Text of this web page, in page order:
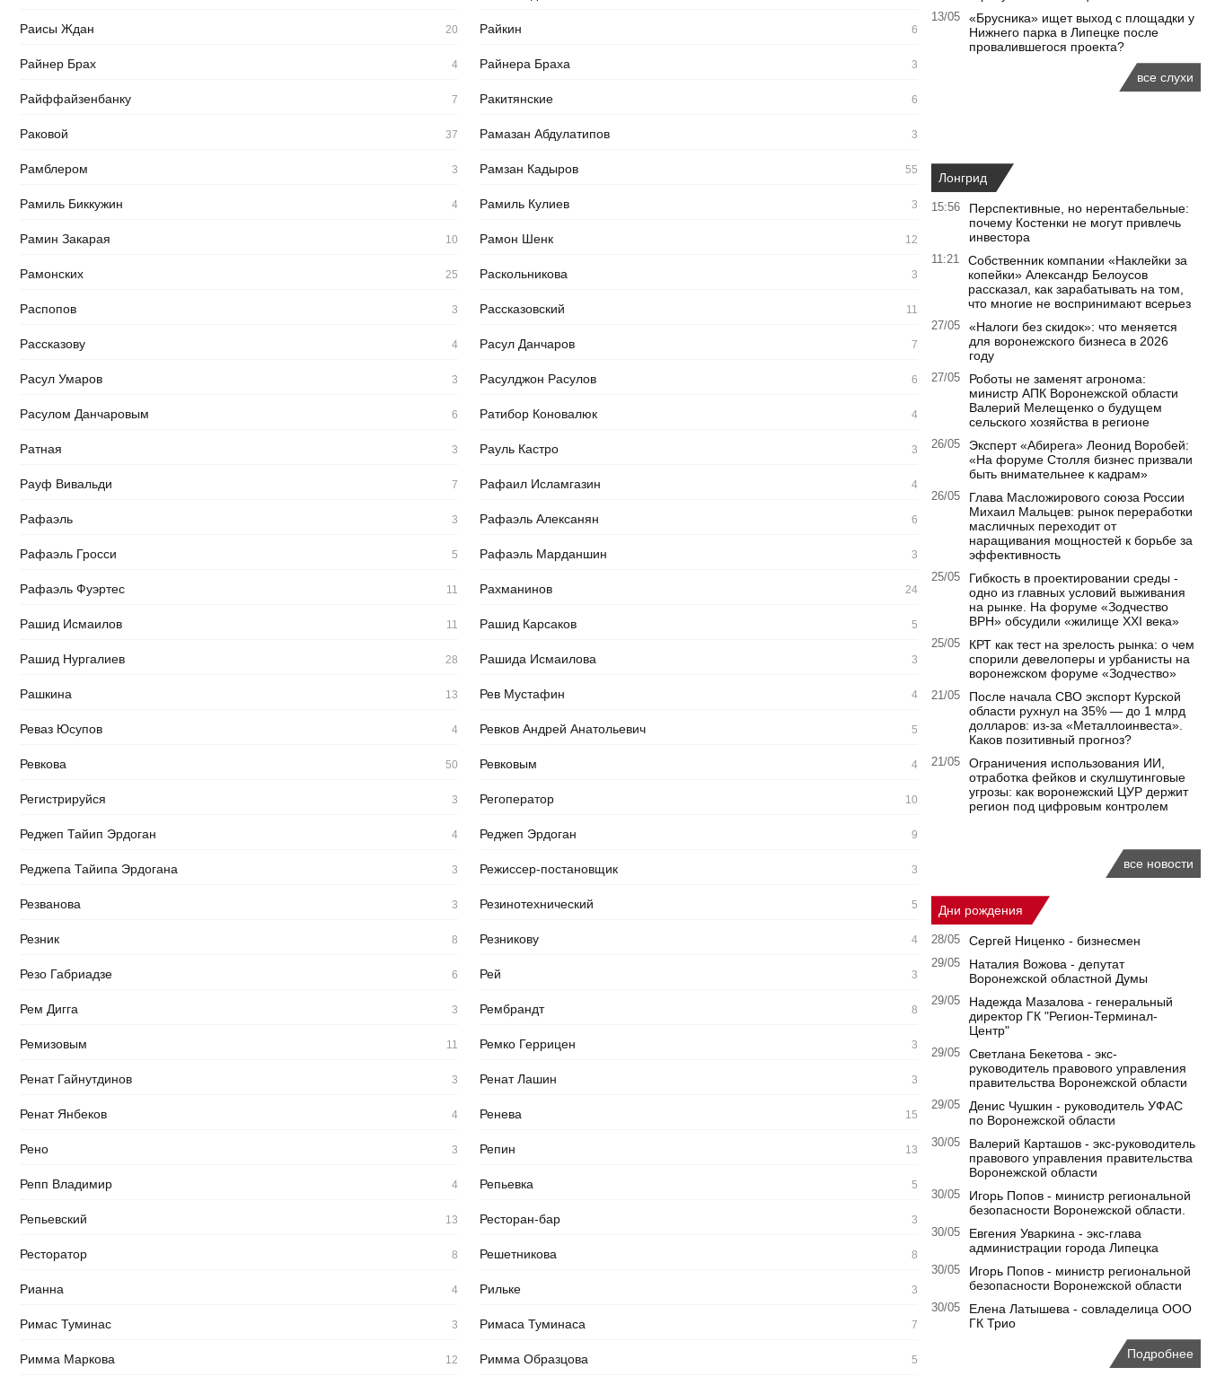
Раисы Ждан 20 Райкин 6
Райнер Брах 4 Райнера Браха 3
Райффайзенбанку 7 Ракитянские 6
Раковой 37 Рамазан Абдулатипов 3
Рамблером 3 Рамзан Кадыров 55
Рамиль Биккужин 4 Рамиль Кулиев 3
Рамин Закарая 10 Рамон Шенк 12
Рамонских 25 Раскольникова 3
Распопов 3 Рассказовский 11
Рассказову 4 Расул Данчаров 7
Расул Умаров 3 Расулджон Расулов 6
Расулом Данчаровым 6 Ратибор Коновалюк 4
Ратная 3 Рауль Кастро 3
Рауф Вивальди 7 Рафаил Исламгазин 4
Рафаэль 3 Рафаэль Алексанян 6
Рафаэль Гросси 5 Рафаэль Марданшин 3
Рафаэль Фуэртес 11 Рахманинов 24
Рашид Исмаилов 11 Рашид Карсаков 5
Рашид Нургалиев 28 Рашида Исмаилова 3
Рашкина 13 Рев Мустафин 4
Реваз Юсупов 4 Ревков Андрей Анатольевич 5
Ревкова 50 Ревковым 4
Регистрируйся 3 Регоператор 10
Реджеп Тайип Эрдоган 4 Реджеп Эрдоган 9
Реджепа Тайипа Эрдогана 3 Режиссер-постановщик 3
Резванова 3 Резинотехнический 5
Резник 8 Резникову 4
Резо Габриадзе 6 Рей 3
Рем Дигга 3 Рембрандт 8
Ремизовым 11 Ремко Геррицен 3
Ренат Гайнутдинов 3 Ренат Лашин 3
Ренат Янбеков 4 Ренева 15
Рено 3 Репин 13
Репп Владимир 4 Репьевка 5
Репьевский 13 Ресторан-бар 3
Ресторатор 8 Решетникова 8
Рианна 4 Рильке 3
Римас Туминас 3 Римаса Туминаса 7
Римма Маркова 12 Римма Образцова 5
13/05
«Брусника» ищет выход с площадки у
Нижнего парка в Липецке после
провалившегося проекта?
все слухи
Лонгрид
15:56
Перспективные, но нерентабельные:
почему Костенки не могут привлечь
инвестора
11:21
Собственник компании «Наклейки за
копейки» Александр Белоусов
рассказал, как зарабатывать на том,
что многие не воспринимают всерьез
27/05
«Налоги без скидок»: что меняется
для воронежского бизнеса в 2026
году
27/05
Роботы не заменят агронома:
министр АПК Воронежской области
Валерий Мелещенко о будущем
сельского хозяйства в регионе
26/05
Эксперт «Абирега» Леонид Воробей:
«На форуме Столля бизнес призвали
быть внимательнее к кадрам»
26/05
Глава Масложирового союза России
Михаил Мальцев: рынок переработки
масличных переходит от
наращивания мощностей к борьбе за
эффективность
25/05
Гибкость в проектировании среды -
одно из главных условий выживания
на рынке. На форуме «Зодчество
ВРН» обсудили «жилище XXI века»
25/05
КРТ как тест на зрелость рынка: о чем
спорили девелоперы и урбанисты на
воронежском форуме «Зодчество»
21/05
После начала СВО экспорт Курской
области рухнул на 35% — до 1 млрд
долларов: из-за «Металлоинвеста».
Каков позитивный прогноз?
21/05
Ограничения использования ИИ,
отработка фейков и скулшутинговые
угрозы: как воронежский ЦУР держит
регион под цифровым контролем
все новости
Дни рождения
28/05 Сергей Ниценко - бизнесмен
29/05
Наталия Вожова - депутат
Воронежской областной Думы
29/05
Надежда Мазалова - генеральный
директор ГК "Регион-Терминал-
Центр"
29/05
Светлана Бекетова - экс-
руководитель правового управления
правительства Воронежской области
29/05
Денис Чушкин - руководитель УФАС
по Воронежской области
30/05
Валерий Карташов - экс-руководитель
правового управления правительства
Воронежской области
30/05
Игорь Попов - министр региональной
безопасности Воронежской области.
30/05
Евгения Уваркина - экс-глава
администрации города Липецка
30/05
Игорь Попов - министр региональной
безопасности Воронежской области
30/05
Елена Латышева - совладелица ООО
ГК Трио
Подробнее